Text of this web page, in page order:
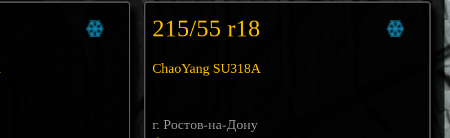
215/55 r18
ChaoYang SU318A
г. Ростов-на-Дону